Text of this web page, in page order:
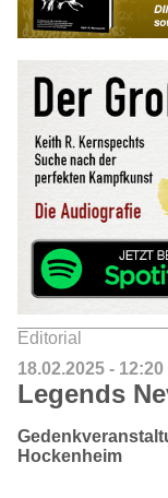
Editorial
18.02.2025 - 12:20
Legends
Hockenheim